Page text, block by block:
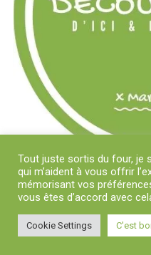
Copyright © 2018-2024
Tout juste sortis du four, je
qui m’aident à vous offrir
mémorisant vos
vous êtes d’accord avec
Cookie Settings C'est